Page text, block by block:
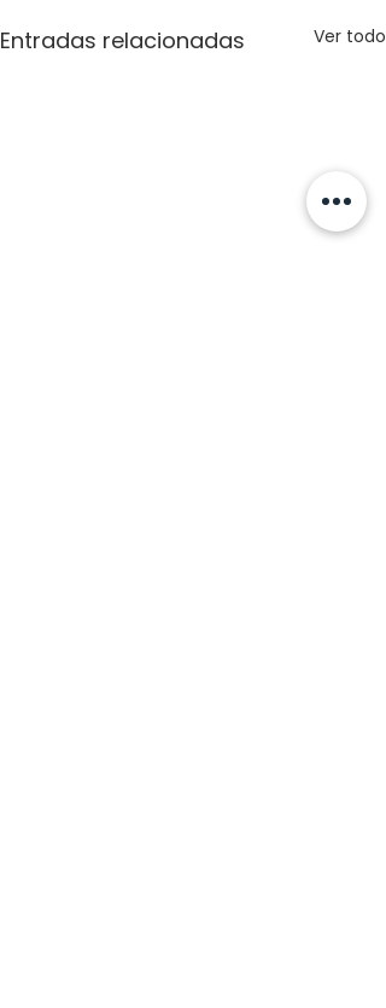
Entradas relacionadas Ver todo